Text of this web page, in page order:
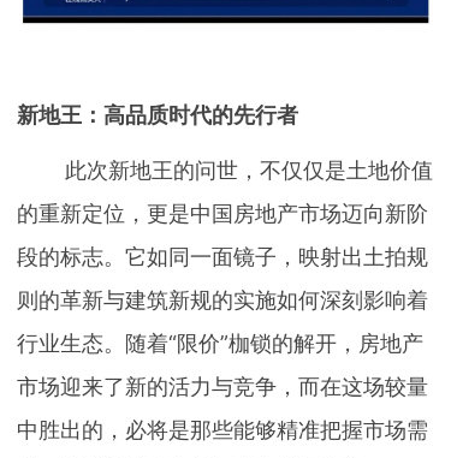
新地王：高品质时代的先行者
此次新地王的问世，不仅仅是土地价值
的重新定位，更是中国房地产市场迈向新阶
段的标志。它如同一面镜子，映射出土拍规
则的革新与建筑新规的实施如何深刻影响着
行业生态。随着“限价”枷锁的解开，房地产
市场迎来了新的活力与竞争，而在这场较量
中胜出的，必将是那些能够精准把握市场需